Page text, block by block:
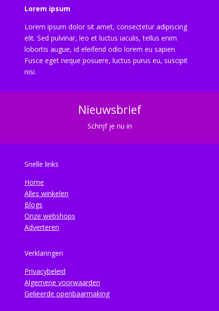
Lorem ipsum
Lorem ipsum dolor sit amet, consectetur adipiscing
elit. Sed pulvinar, leo et luctus iaculis, tellus enim
lobortis augue, id eleifend odio lorem eu sapien.
Fusce eget neque posuere, luctus purus eu, suscipit
nisi.
Nieuwsbrief
Schrijf je nu in
Snelle links
Home
Alles winkelen
Blogs
Onze webshops
Adverteren
Verklaringen
Privacybeleid
Algemene voorwaarden
Gelieerde openbaarmaking